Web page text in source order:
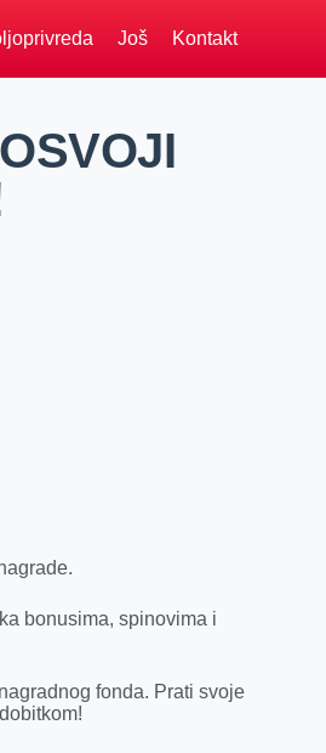
Još Kontakt
bonusima, spinovima i
fonda. Prati svoje